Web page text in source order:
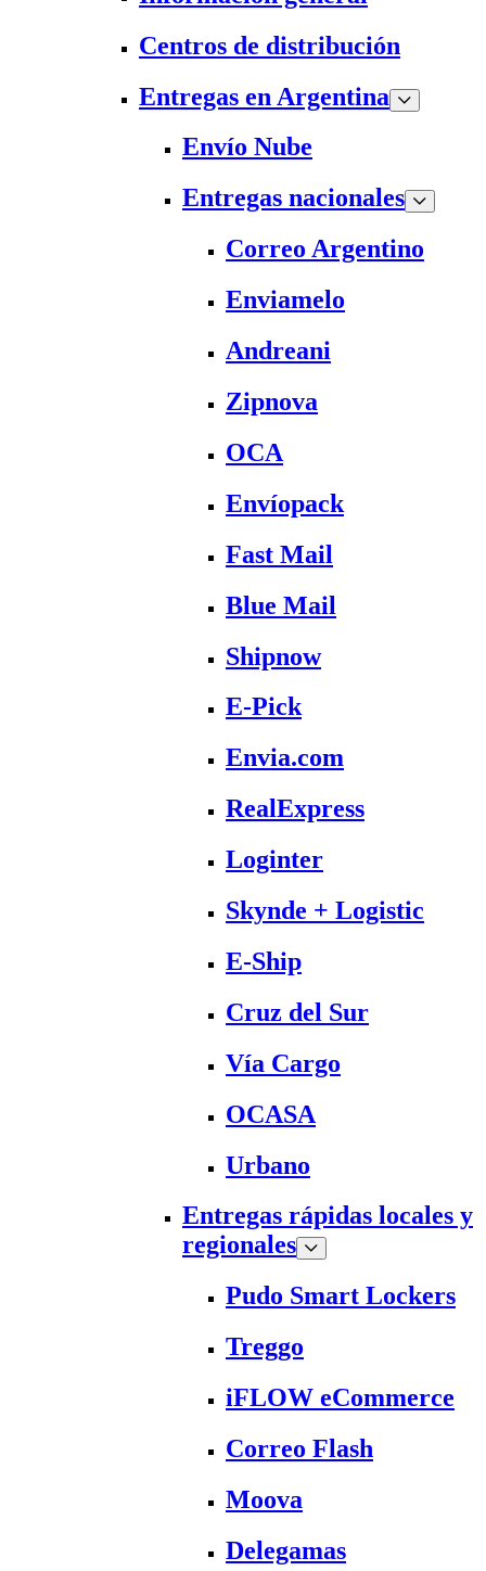
Centros de distribución
Entregas en Argentina
Envío Nube
Entregas nacionales
Correo Argentino
Enviamelo
Andreani
Zipnova
OCA
Envíopack
Fast Mail
Blue Mail
Shipnow
E-Pick
Envia.com
RealExpress
Loginter
Skynde + Logistic
E-Ship
Cruz del Sur
Vía Cargo
OCASA
Urbano
Entregas rápidas locales y
regionales
Pudo Smart Lockers
Treggo
iFLOW eCommerce
Correo Flash
Moova
Delegamas